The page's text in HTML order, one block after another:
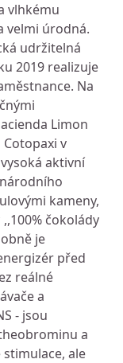
vlhkému
velmi úrodná.
udržitelná
2019 realizuje
Na
Limon
v
aktivní
kameny,
čokolády
je
před
reálné
a
- jsou
a
ale